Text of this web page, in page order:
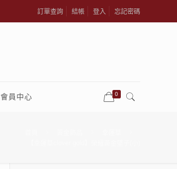
訂單查詢 結帳 登入 忘記密碼
會員中心 0